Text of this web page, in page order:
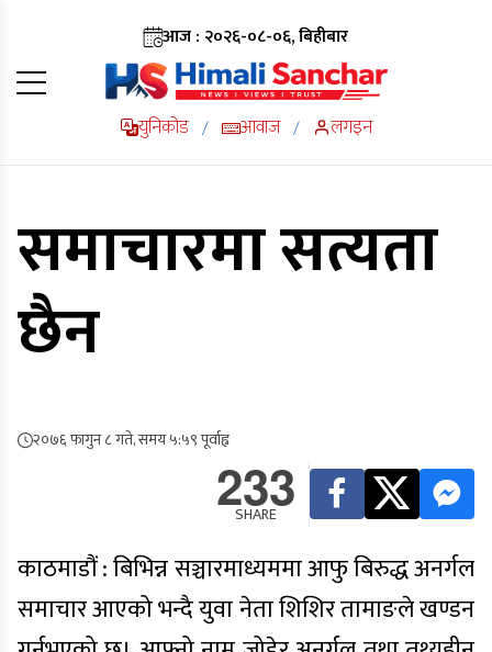
आज : २०२६-०८-०६, बिहीबार
युनिकोड / आवाज / लगइन
समाचारमा सत्यता
छैन
२०७६ फागुन ८ गते, समय ५:५९ पूर्वाह्न
233
SHARE
काठमाडौं : बिभिन्न सञ्चारमाध्यममा आफु बिरुद्ध अनर्गल
समाचार आएको भन्दै युवा नेता शिशिर तामाङले खण्डन